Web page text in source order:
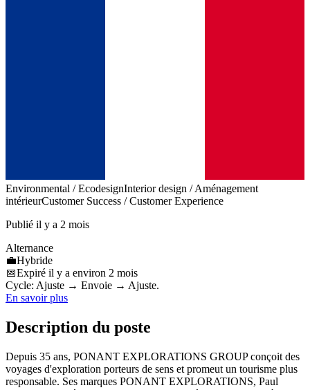
Environmental / EcodesignInterior design / Aménagement
intérieurCustomer Success / Customer Experience
Publié il y a 2 mois
Alternance
💼Hybride
📅Expiré il y a environ 2 mois
Cycle: Ajuste → Envoie → Ajuste.
En savoir plus
Description du poste
Depuis 35 ans, PONANT EXPLORATIONS GROUP conçoit des
voyages d'exploration porteurs de sens et promeut un tourisme plus
responsable. Ses marques PONANT EXPLORATIONS, Paul